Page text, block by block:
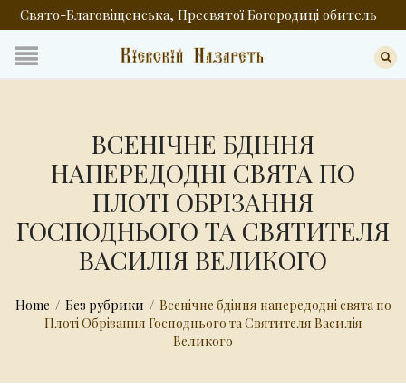
Свято-Благовіщенська, Пресвятої Богородиці обитель
ВСЕНІЧНЕ БДІННЯ
НАПЕРЕДОДНІ СВЯТА ПО
ПЛОТІ ОБРІЗАННЯ
ГОСПОДНЬОГО ТА СВЯТИТЕЛЯ
ВАСИЛІЯ ВЕЛИКОГО
Home / Без рубрики / Всенічне бдіння напередодні свята по
Плоті Обрізання Господнього та Святителя Василія
Великого